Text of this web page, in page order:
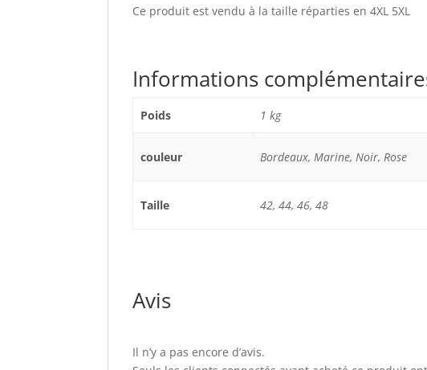
Ce produit est vendu à la taille réparties en 4XL 5XL
Informations
Poids 1 kg
couleur Bordeaux, Marine, Noir, Rose
Taille 42, 44, 46, 48
Avis
Il n’y a pas encore d’avis.